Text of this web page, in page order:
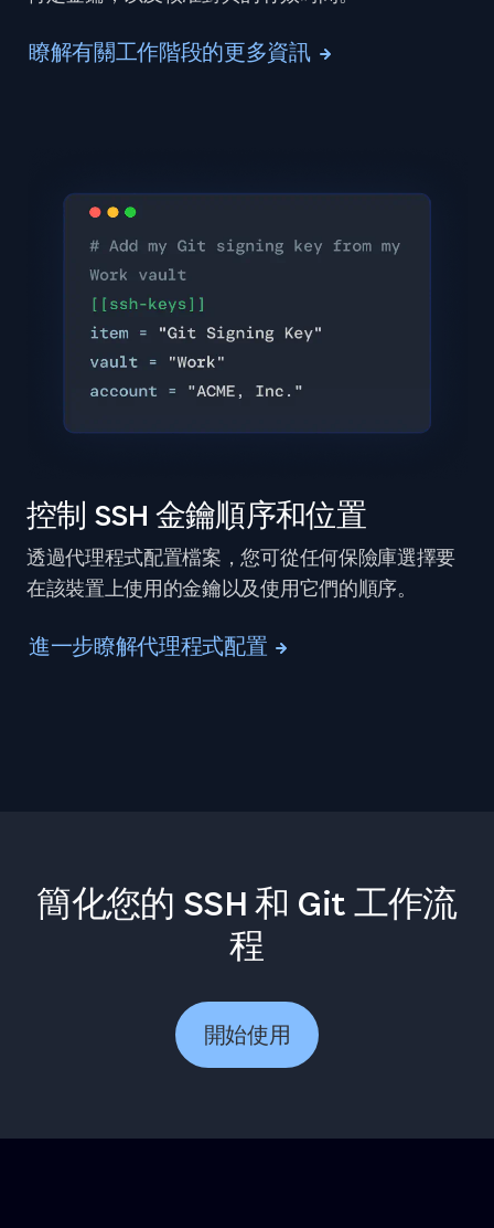
瞭解有關工作階段的更多資訊
控制 SSH 金鑰順序和位置
透過代理程式配置檔案，您可從任何保險庫選擇要
在該裝置上使用的金鑰以及使用它們的順序。
進一步瞭解代理程式配置
簡化您的 SSH 和 Git 工作流
程
開始使用